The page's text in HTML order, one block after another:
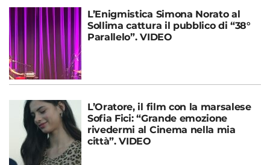
L’Enigmistica Simona Norato al
Sollima cattura il pubblico di “38°
Parallelo”. VIDEO
L’Oratore, il film con la marsalese
Sofia Fici: “Grande emozione
rivedermi al Cinema nella mia
città”. VIDEO